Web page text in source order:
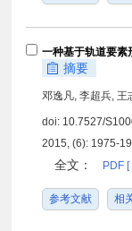
一种基于轨道要素
摘要
邓逸凡, 李超兵, 王
doi: 10.7527/
2015, (6): 1975-
全文： PDF
参考文献 相